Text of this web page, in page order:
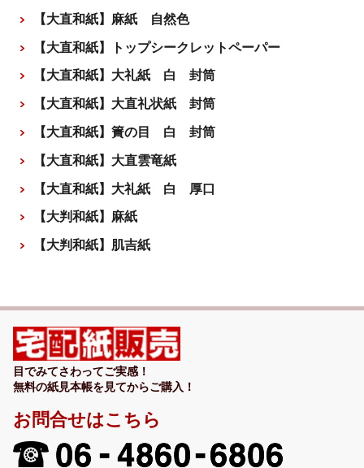
【大直和紙】麻紙 自然色
【大直和紙】トップシークレットペーパー
【大直和紙】大礼紙 白 封筒
【大直和紙】大直礼状紙 封筒
【大直和紙】簀の目 白 封筒
【大直和紙】大直雲竜紙
【大直和紙】大礼紙 白 厚口
【大判和紙】麻紙
【大判和紙】肌吉紙
目でみてさわってご実感！
無料の紙見本帳を見てからご購入！
お問合せはこちら